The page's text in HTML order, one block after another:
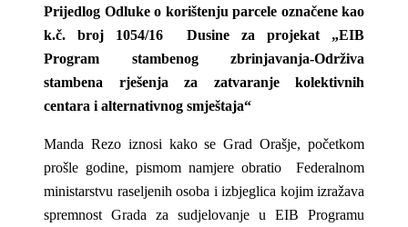
Prijedlog Odluke o korištenju parcele označene kao
k.č. broj 1054/16 Dusine za projekat „EIB
Program stambenog zbrinjavanja-Održiva
stambena rješenja za zatvaranje kolektivnih
centara i alternativnog smještaja“
Manda Rezo iznosi kako se Grad Orašje, početkom
prošle godine, pismom namjere obratio Federalnom
ministarstvu raseljenih osoba i izbjeglica kojim izražava
spremnost Grada za sudjelovanje u EIB Programu